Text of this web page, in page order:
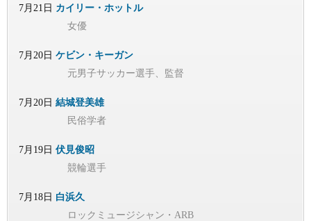
7月21日 カイリー・ホットル
女優
7月20日 ケビン・キーガン
元男子サッカー選手、監督
7月20日 結城登美雄
民俗学者
7月19日 伏見俊昭
競輪選手
7月18日 白浜久
ロックミュージシャン・ARB